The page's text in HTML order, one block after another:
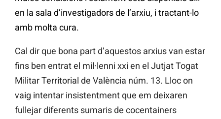
en la sala d’investigadors de l’arxiu, i tractant-lo
amb molta cura.
Cal dir que bona part d’aquestos arxius van estar
fins ben entrat el mil·lenni xxi en el Jutjat Togat
Militar Territorial de València núm. 13. Lloc on
vaig intentar insistentment que em deixaren
fullejar diferents sumaris de cocentainers